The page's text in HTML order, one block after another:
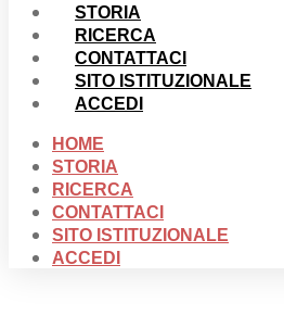
STORIA
RICERCA
CONTATTACI
SITO ISTITUZIONALE
ACCEDI
HOME
STORIA
RICERCA
CONTATTACI
SITO ISTITUZIONALE
ACCEDI